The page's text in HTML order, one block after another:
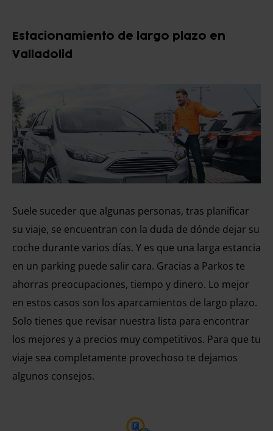
Estacionamiento de largo plazo en
Valladolid
Suele suceder que algunas personas, tras planificar
su viaje, se encuentran con la duda de dónde dejar su
coche durante varios días. Y es que una larga estancia
en un parking puede salir cara. Gracias a Parkos te
ahorras preocupaciones, tiempo y dinero. Lo mejor
en estos casos son los aparcamientos de largo plazo.
Solo tienes que revisar nuestra lista para encontrar
los mejores y a precios muy competitivos. Para que tu
viaje sea completamente provechoso te dejamos
algunos consejos.